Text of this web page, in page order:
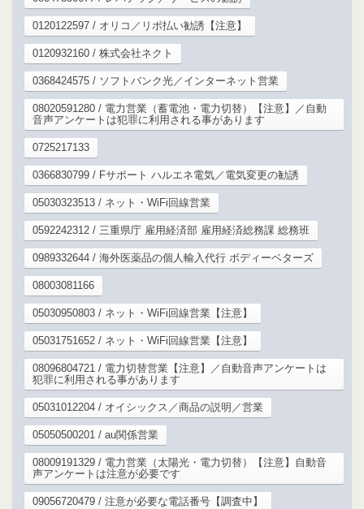
0120122597 / オリコ／リボ払い勧誘【注意】
0120932160 / 株式会社ネクト
0368424575 / ソフトバンク光／インターネット営業
08020591280 / 電力営業（蓄電池・電力切替）【注意】／自動
音声アンケートは犯罪に利用される事があります
0725217133
0366830799 / Fサポート ハルエネ電気／電気変更の勧誘
05030323513 / ネット・WiFi回線営業
0592242312 / 三重県庁 雇用経済部 雇用経済総務課 総務班
0989332644 / 海外医薬品の個人輸入代行 ボディーベターズ
08003081166
05030950803 / ネット・WiFi回線営業【注意】
05031751652 / ネット・WiFi回線営業【注意】
08096804721 / 電力切替営業【注意】／自動音声アンケートは
犯罪に利用される事があります
05031012204 / オイシックス／商品の説明／営業
05050500201 / au関係営業
08009191329 / 電力営業（太陽光・電力切替）【注意】自動音
声アンケートは注意が必要です
09056720479 / 注意が必要な電話番号【調査中】